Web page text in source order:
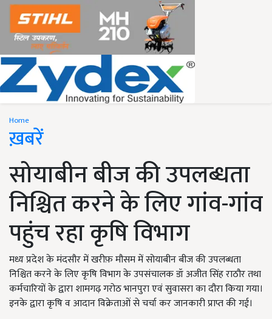
Home
ख़बरें
सोयाबीन बीज की उपलब्धता
निश्चित करने के लिए गांव-गांव
पहुंच रहा कृषि विभाग
मध्य प्रदेश के मंदसौर में खरीफ़ मौसम में सोयाबीन बीज की उपलब्धता
निश्चित करने के लिए कृषि विभाग के उपसंचालक डॉ अजीत सिंह राठौर तथा
कर्मचारियों के द्वारा शामगढ़ गरोठ भानपुरा एवं सुवासरा का दौरा किया गया।
इनके द्वारा कृषि व आदान विक्रेताओं से चर्चा कर जानकारी प्राप्त की गई।